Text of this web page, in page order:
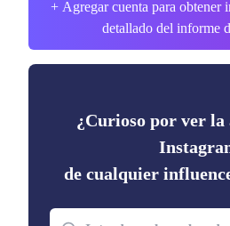
+ Agregar cuenta para obtener
detallado del informe
¿Curioso por ver
de cualquier